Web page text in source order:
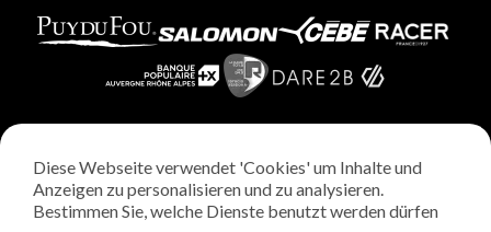
Rechtliche Hinweise
Datenschutzrichtlinie
Diese Webseite verwendet 'Cookies' um Inhalte und
Anzeigen zu personalisieren und zu analysieren.
Bestimmen Sie, welche Dienste benutzt werden dürfen